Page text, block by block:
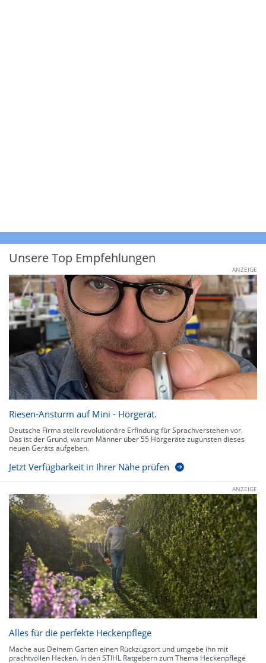
Unsere Top Empfehlungen
ANZEIGE
Riesen-Ansturm auf Mini - Hörgerät.
Deutsche Firma stellt revolutionäre Erfindung für Sprachverstehen vor.
Das ist der Grund, warum Männer über 55 Hörgeräte zugunsten dieses
neuen Geräts aufgeben.
Jetzt Verfügbarkeit in Ihrer Nähe prüfen
ANZEIGE
Alles für die perfekte Heckenpflege
Mache aus Deinem Garten einen Rückzugsort und umgebe ihn mit
prachtvollen Hecken. In den STIHL Ratgebern zum Thema Heckenpflege